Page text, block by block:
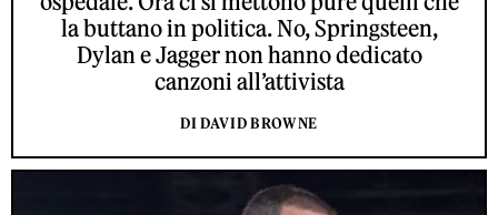
la buttano in politica. No, Springsteen,
Dylan e Jagger non hanno dedicato
canzoni all’attivista
DI DAVID BROWNE